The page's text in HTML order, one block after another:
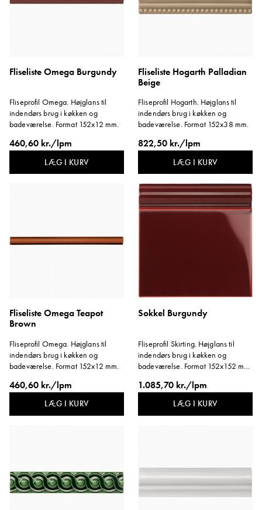
Fliseliste Omega Burgundy
Fliseprofil Omega. Højglans til
indendørs brug i køkken og
badeværelse. Format 152x12 mm.
460,60 kr./lpm
LÆG I KURV
Fliseliste Hogarth Palladian
Beige
Fliseprofil Hogarth. Højglans til
indendørs brug i køkken og
badeværelse. Format 152x38 mm.
822,50 kr./lpm
LÆG I KURV
Fliseliste Omega Teapot
Brown
Fliseprofil Omega. Højglans til
indendørs brug i køkken og
badeværelse. Format 152x12 mm.
460,60 kr./lpm
LÆG I KURV
Sokkel Burgundy
Fliseprofil Skirting. Højglans til
indendørs brug i køkken og
badeværelse. Format 152x152 mm.
1.085,70 kr./lpm
LÆG I KURV